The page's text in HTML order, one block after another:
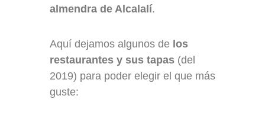
almendra de Alcalalí.
Aquí dejamos algunos de los
restaurantes y sus tapas (del
2019) para poder elegir el que más
guste: